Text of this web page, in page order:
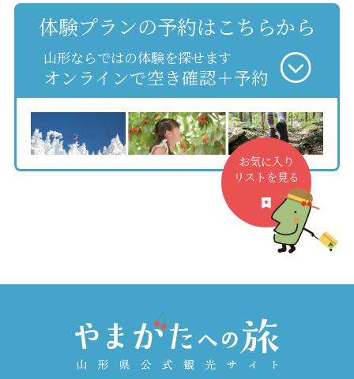
体験プランの予約はこちらから
山形ならではの体験を探せます
オンラインで空き確認＋予約
お気に入り
リストを見る